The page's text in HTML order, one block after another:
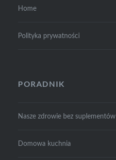
Home
Polityka prywatności
PORADNIK
Nasze zdrowie bez suplementów
Domowa kuchnia